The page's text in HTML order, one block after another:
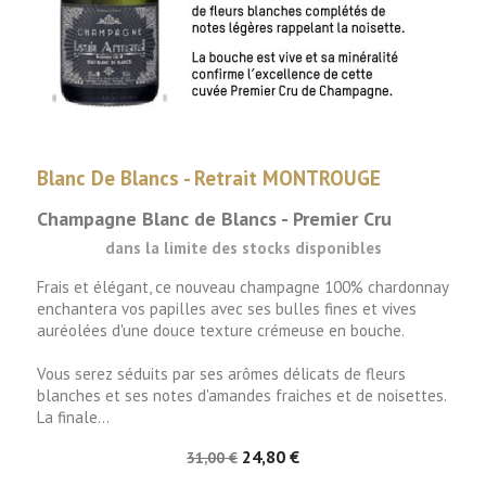
Blanc De Blancs - Retrait MONTROUGE
Champagne Blanc de Blancs - Premier Cru
dans la limite des stocks disponibles
Frais et élégant, ce nouveau champagne 100% chardonnay
enchantera vos papilles avec ses bulles fines et vives
auréolées d'une douce texture crémeuse en bouche.
Vous serez séduits par ses arômes délicats de fleurs
blanches et ses notes d'amandes fraiches et de noisettes.
La finale...
31,00 € 24,80 €